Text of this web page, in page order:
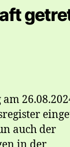
auch der